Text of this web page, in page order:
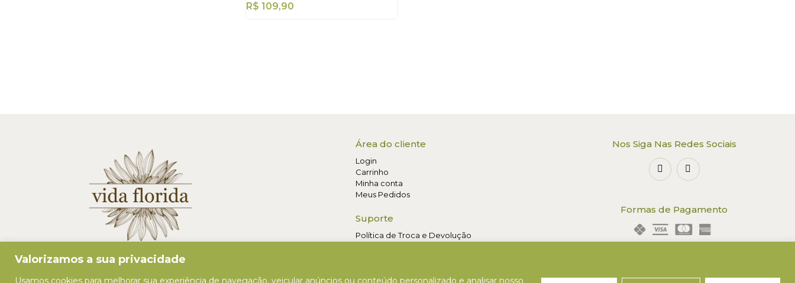
Valorizamos a sua privacidade
Usamos cookies para melhorar sua experiência de navegação, veicular anúncios ou conteúdo personalizado e analisar nosso
R$ 109,90
Área do cliente
Login
Carrinho
Minha conta
Meus Pedidos
Suporte
Política de Troca e Devolução
Nos Siga Nas Redes Sociais
Formas de Pagamento